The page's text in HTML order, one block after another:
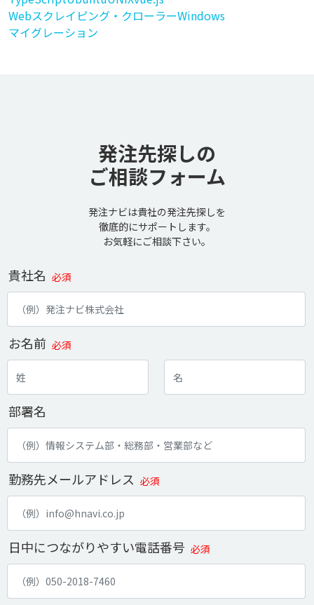
Webスクレイピング・クローラーWindows
マイグレーション
発注先探しの
ご相談フォーム
発注ナビは貴社の発注先探しを
徹底的にサポートします。
お気軽にご相談下さい。
貴社名 必須
お名前 必須
部署名
勤務先メールアドレス 必須
日中につながりやすい電話番号 必須